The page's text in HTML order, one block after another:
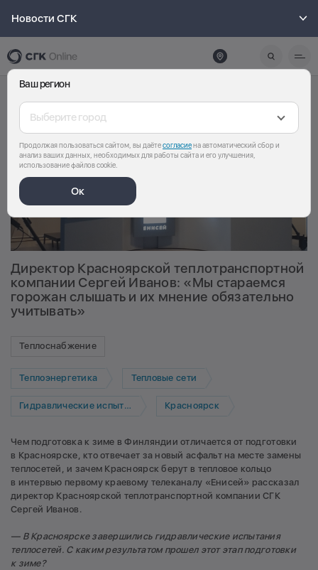
Новости СГК
Ваш регион
Выберите город
Продолжая пользоваться сайтом, вы даётесогласиена автоматический сбор и
анализ ваших данных, необходимых для работы сайта и его улучшения,
использование файлов cookie.
Ок
Директор Красноярской теплотранспортной
компании Сергей Иванов: «Мы стараемся
горожан слышать и их мнение обязательно
учитывать»
Теплоснабжение
Теплоэнергетика Тепловые сети
Гидравлические испытания Красноярск
Чем подготовка к зиме в Финляндии отличается от подготовки
в Красноярске, кто отвечает за новый асфальт на месте замены
теплосетей, и зачем Красноярск берут в тепловое кольцо
в интервью первому краевому телеканалу «Енисей» рассказал
директор Красноярской теплотранспортной компании СГК
Сергей Иванов.
— В Красноярске завершились гидравлические испытания
теплосетей. С каким результатом прошел этот этап подготовки
к зиме?